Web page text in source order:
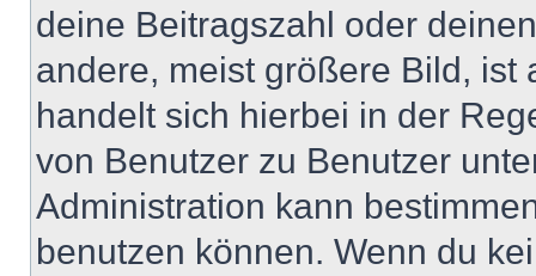
deine Beitragszahl oder
andere, meist größere Bild, ist
handelt sich hierbei in der
von Benutzer zu Benutzer
Administration kann
benutzen können. Wenn du